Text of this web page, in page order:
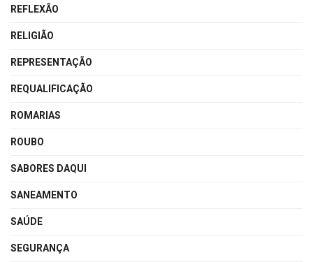
REFLEXÃO
RELIGIÃO
REPRESENTAÇÃO
REQUALIFICAÇÃO
ROMARIAS
ROUBO
SABORES DAQUI
SANEAMENTO
SAÚDE
SEGURANÇA